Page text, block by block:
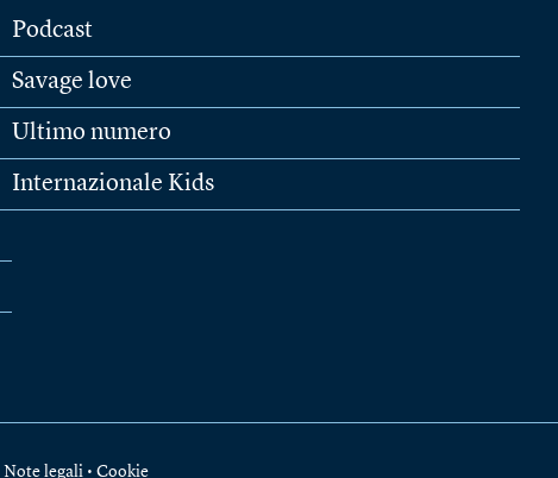
Podcast
Savage love
Ultimo numero
Internazionale Kids
Note legali • Cookie